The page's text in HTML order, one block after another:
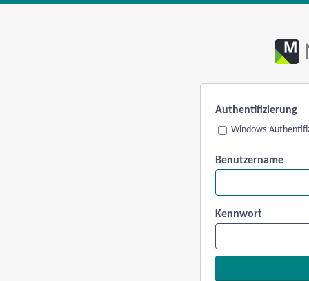
Authentifizierung
Windows-
Benutzername
Kennwort